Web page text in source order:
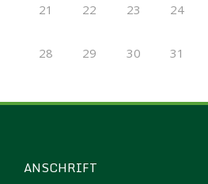
21 22 23 24
28 29 30 31
ANSCHRIFT